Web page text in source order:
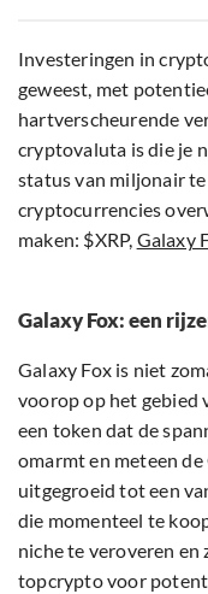
Investeringen in
geweest, met
hartverscheurende
cryptovaluta is die je
status van miljonair
cryptocurrencies
maken: $XRP, Galaxy
Galaxy Fox: een
Galaxy Fox is niet
voorop op het gebied
een token dat de
omarmt en meteen
uitgegroeid tot een
die momenteel te
niche te veroveren en
topcrypto voor